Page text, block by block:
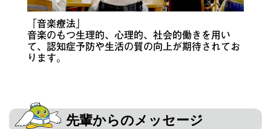
「音楽療法」
音楽のもつ生理的、心理的、社会的働きを用い
て、認知症予防や生活の質の向上が期待されてお
ります。
先輩からのメッセージ